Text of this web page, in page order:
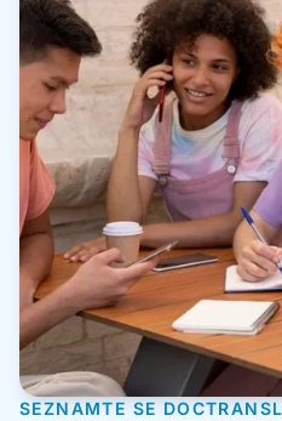
SEZNAMTE SE